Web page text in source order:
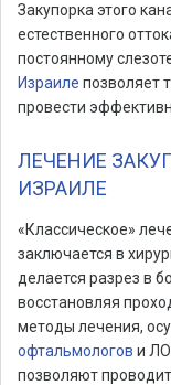
Закупорка этого
естественного
постоянному
Израиле позволяет
провести
ЛЕЧЕНИЕ
ИЗРАИЛЕ
«Классическое»
заключается в
делается разрез в
восстановляя
методы лечения,
офтальмологов и
позволяют